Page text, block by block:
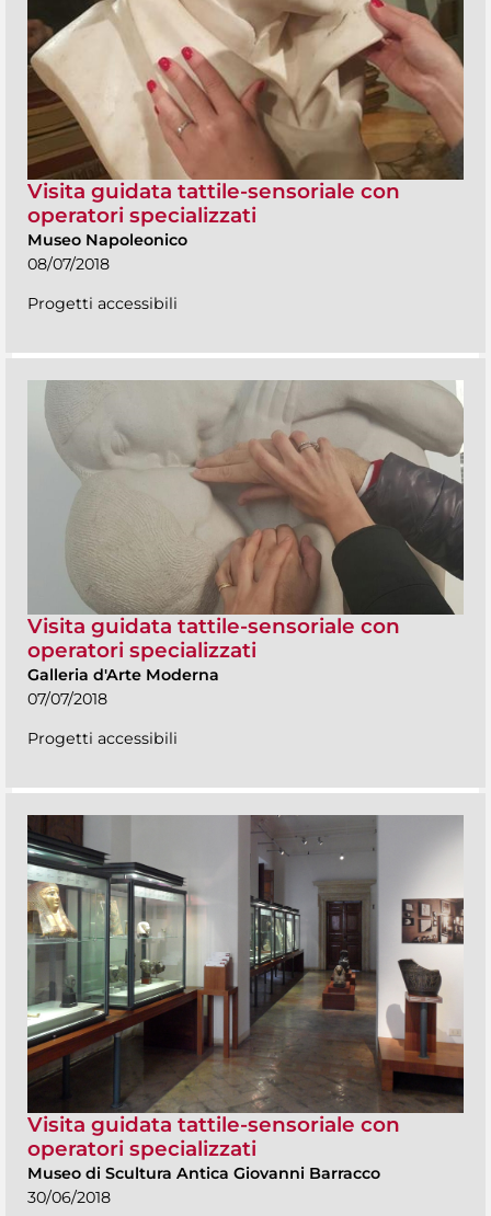
Visita guidata tattile-sensoriale con
operatori specializzati
Museo Napoleonico
08/07/2018
Progetti accessibili
Visita guidata tattile-sensoriale con
operatori specializzati
Galleria d'Arte Moderna
07/07/2018
Progetti accessibili
Visita guidata tattile-sensoriale con
operatori specializzati
Museo di Scultura Antica Giovanni Barracco
30/06/2018